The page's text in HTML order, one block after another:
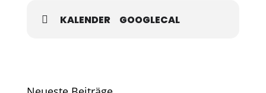
KALENDER GOOGLECAL